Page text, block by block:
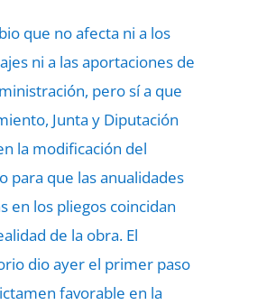
que no afecta ni a los
ni a las aportaciones de
pero sí a que
Junta y Diputación
la modificación del
para que las anualidades
en los pliegos coincidan
de la obra. El
dio ayer el primer paso
favorable en la